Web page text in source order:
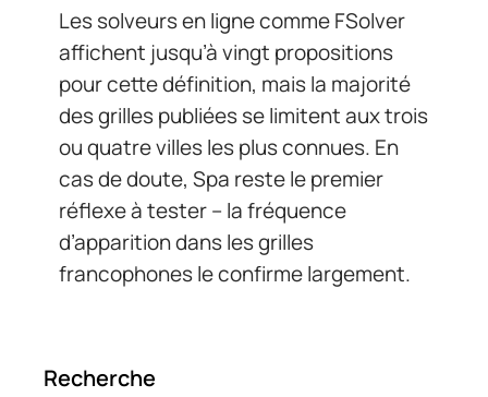
Les solveurs en ligne comme FSolver
affichent jusqu’à vingt propositions
pour cette définition, mais la majorité
des grilles publiées se limitent aux trois
ou quatre villes les plus connues. En
cas de doute, Spa reste le premier
réflexe à tester – la fréquence
d’apparition dans les grilles
francophones le confirme largement.
Recherche